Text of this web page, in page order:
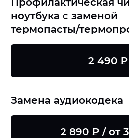
Профилактическая
ноутбука с заменой
термопасты/
2 490
Замена аудиокодека
2 890 ₽ / от